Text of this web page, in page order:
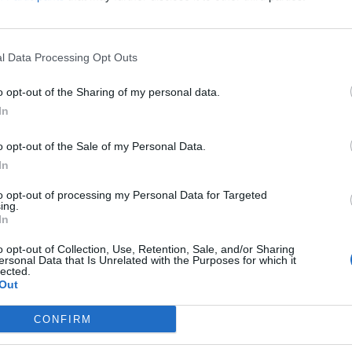
Data Processing Opt Outs
opt-out of the Sharing of my personal data.
opt-out of the Sale of my Personal Data.
opt-out of processing my Personal Data for Targeted
opt-out of Collection, Use, Retention, Sale, and/or Sharing
Data that Is Unrelated with the Purposes for which it
CONFIRM
се разбира со “десетката“ на Ламине Јамал,
или втор дрес и тоа во чест на Коби Брајант.
Соработка родена од меѓусебно восхитување“
кои сочинуваат комбинација на бои инспирирана
нема класичното лого на Најк, туку го вклучува
2025
expression of footballing perfection meets